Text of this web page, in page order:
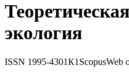
экология
ISSN 1995-4301К1 ScopusWeb